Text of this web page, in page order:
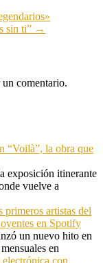
sin ti” →
comentario.
“Voilà”, la obra que
exposición itinerante
vuelve a
primeros artistas del
en Spotify
un nuevo hito en
en
electrónica con